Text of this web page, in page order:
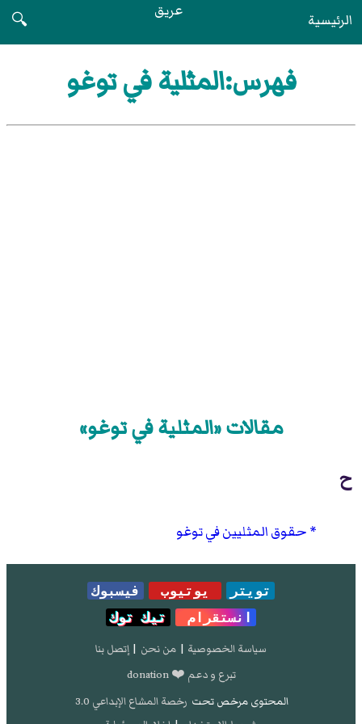
الرئيسية عريق
🔍
فهرس:المثلية في توغو
مقالات «المثلية في توغو»
ح
حقوق المثليين في توغو
تويتر يوتيوب
فيسبوك
انستقرام
تيك توك
سياسة الخصوصية | من نحن | إتصل بنا
تبرع و دعم ❤️ donation
المحتوى مرخص تحت رخصة المشاع الإبداعي 3.0